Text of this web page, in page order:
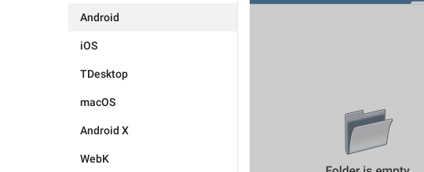
Android
iOS
TDesktop
macOS
Android X
WebK